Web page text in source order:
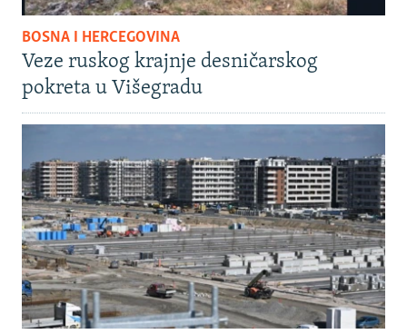
BOSNA I HERCEGOVINA
Veze ruskog krajnje desničarskog
pokreta u Višegradu